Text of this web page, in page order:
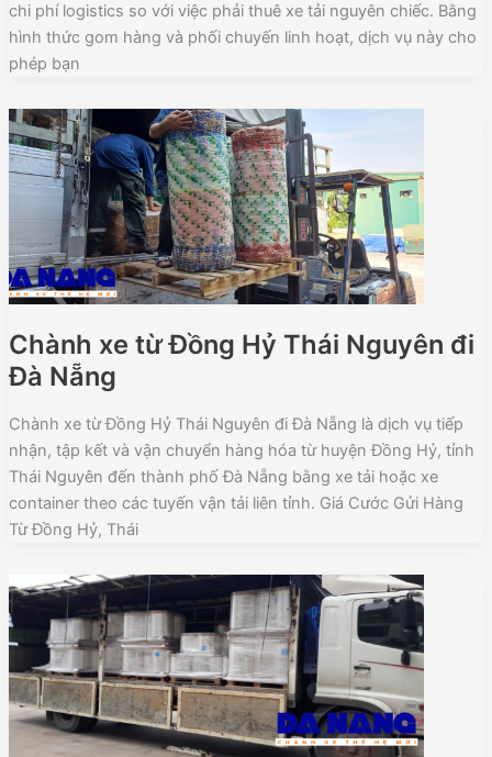
chi phí logistics so với việc phải thuê xe tải nguyên chiếc. Bằng
hình thức gom hàng và phối chuyến linh hoạt, dịch vụ này cho
phép bạn
Chành xe từ Đồng Hỷ Thái Nguyên đi
Đà Nẵng
Chành xe từ Đồng Hỷ Thái Nguyên đi Đà Nẵng là dịch vụ tiếp
nhận, tập kết và vận chuyển hàng hóa từ huyện Đồng Hỷ, tỉnh
Thái Nguyên đến thành phố Đà Nẵng bằng xe tải hoặc xe
container theo các tuyến vận tải liên tỉnh. Giá Cước Gửi Hàng
Từ Đồng Hỷ, Thái